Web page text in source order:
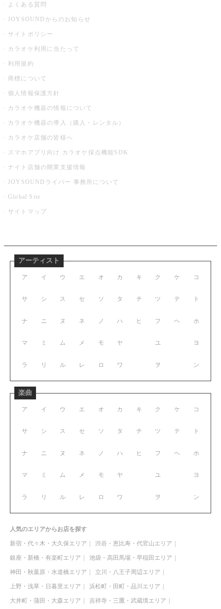
よくある質問
JOYSOUNDからのお知らせ
サイトポリシー
カラオケ利用に当たって
利用規約
商標について
個人情報保護方針
カラオケ機器の情報について
カラオケ機器の導入（購入・レンタル）
カラオケ店舗の皆様へ
スマホアプリ向け カラオケ採点機能SDK
ナイト店舗の開業支援情報
JOYSOUNDライバー 事務所について
Global Site
サイトマップ
アーティスト
ア イ ウ エ オ
サ シ ス セ ソ
ナ ニ ヌ ネ ノ
マ ミ ム メ モ
ラ リ ル レ ロ
カ キ ク ケ コ
タ チ ツ テ ト
ハ ヒ フ ヘ ホ
ヤ ユ ヨ
ワ ヲ ン
楽曲
ア イ ウ エ オ
サ シ ス セ ソ
ナ ニ ヌ ネ ノ
マ ミ ム メ モ
ラ リ ル レ ロ
カ キ ク ケ コ
タ チ ツ テ ト
ハ ヒ フ ヘ ホ
ヤ ユ ヨ
ワ ヲ ン
人気のエリアからお店を探す
新宿・代々木・大久保エリア 渋谷・恵比寿・代官山エリア
銀座・新橋・有楽町エリア 池袋・高田馬場・早稲田エリア
神田・秋葉原・水道橋エリア 立川・八王子周辺エリア
上野・浅草・日暮里エリア 浜松町・田町・品川エリア
大井町・蒲田・大森エリア 吉祥寺・三鷹・武蔵境エリア